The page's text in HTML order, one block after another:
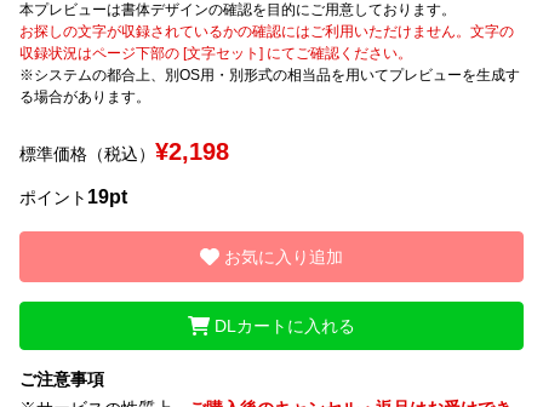
価格帯
〜
本プレビューは書体デザインの確認を目的にご用意しております。
お探しの文字が収録されているかの確認にはご利用いただけません。文字の
収録状況はページ下部の [文字セット] にてご確認ください。
※システムの都合上、別OS用・別形式の相当品を用いてプレビューを生成す
る場合があります。
標準価格（税込） ¥2,198
ポイント 19pt
お気に入り追加
DLカートに入れる
ご注意事項